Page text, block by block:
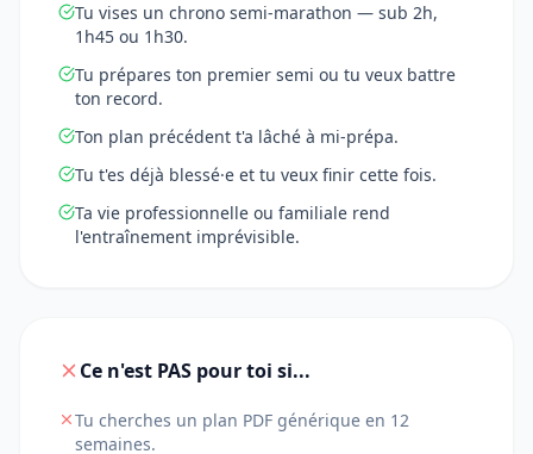
Tu vises un chrono semi-marathon — sub 2h,
1h45 ou 1h30.
Tu prépares ton premier semi ou tu veux battre
ton record.
Ton plan précédent t'a lâché à mi-prépa.
Tu t'es déjà blessé·e et tu veux finir cette fois.
Ta vie professionnelle ou familiale rend
l'entraînement imprévisible.
Ce n'est PAS pour toi si...
Tu cherches un plan PDF générique en 12
semaines.